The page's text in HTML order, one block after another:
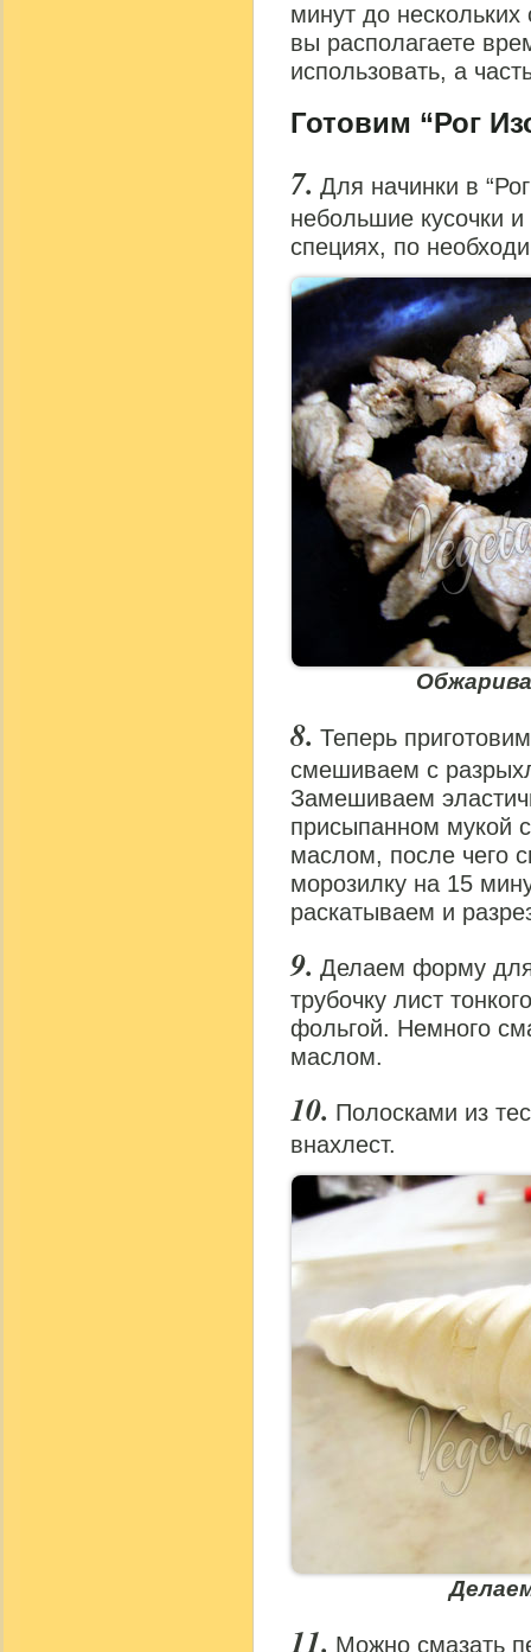
минут до нескольких
вы располагаете
использовать, а
Готовим “Рог
Для начинки в
небольшие кусочки
специях, по
Теперь
смешиваем с
Замешиваем
присыпанном мукой
маслом, после чего
морозилку на 15
раскатываем и
Делаем форму
трубочку лист
фольгой. Немного
маслом.
Полосками из
внахлест.
Можно смазать